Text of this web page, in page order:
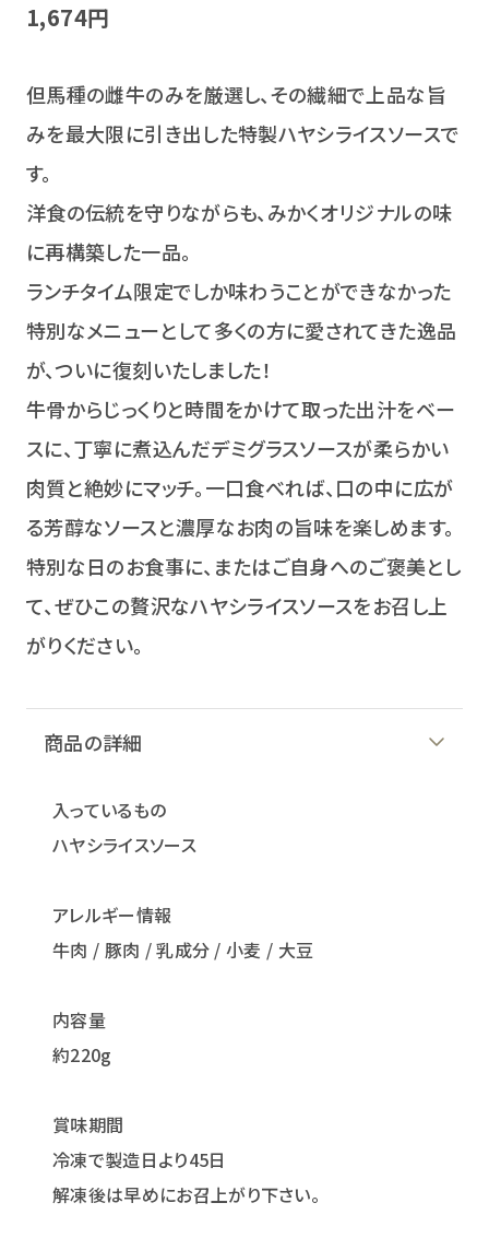
1,674円
但馬種の雌牛のみを厳選し、その繊細で上品な旨
みを最大限に引き出した特製ハヤシライスソースで
す。
洋食の伝統を守りながらも、みかくオリジナルの味
に再構築した一品。
ランチタイム限定でしか味わうことができなかった
特別なメニューとして多くの方に愛されてきた逸品
が、ついに復刻いたしました！
牛骨からじっくりと時間をかけて取った出汁をベー
スに、丁寧に煮込んだデミグラスソースが柔らかい
肉質と絶妙にマッチ。一口食べれば、口の中に広が
る芳醇なソースと濃厚なお肉の旨味を楽しめます。
特別な日のお食事に、またはご自身へのご褒美とし
て、ぜひこの贅沢なハヤシライスソースをお召し上
がりください。
商品の詳細
入っているもの
ハヤシライスソース
アレルギー情報
牛肉 / 豚肉 / 乳成分 / 小麦 / 大豆
内容量
約220g
賞味期間
冷凍で製造日より45日
解凍後は早めにお召上がり下さい。